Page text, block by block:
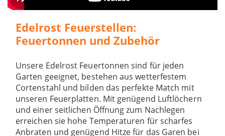
Edelrost Feuerstellen:
Feuertonnen und Zubehör
Unsere Edelrost Feuertonnen sind für jeden
Garten geeignet, bestehen aus wetterfestem
Cortenstahl und bilden das perfekte Match mit
unseren Feuerplatten. Mit genügend Luftlöchern
und einer seitlichen Öffnung zum Nachlegen
erreichen sie hohe Temperaturen für scharfes
Anbraten und genügend Hitze für das Garen bei